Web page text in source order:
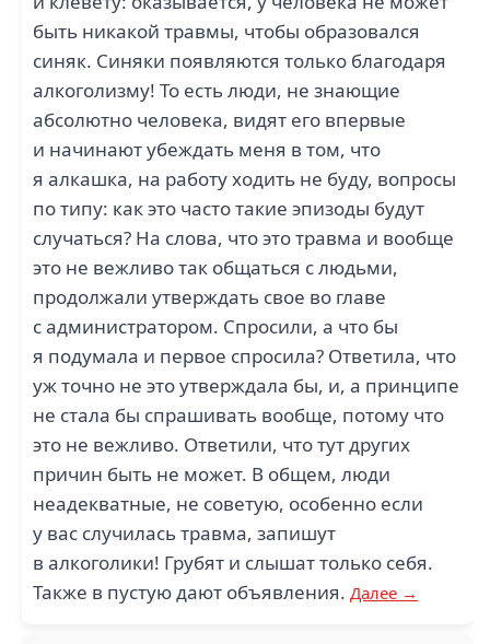
быть никакой травмы, чтобы образовался
синяк. Синяки появляются только благодаря
алкоголизму! То есть люди, не знающие
абсолютно человека, видят его впервые
и начинают убеждать меня в том, что
я алкашка, на работу ходить не буду, вопросы
по типу: как это часто такие эпизоды будут
случаться? На слова, что это травма и вообще
это не вежливо так общаться с людьми,
продолжали утверждать свое во главе
с администратором. Спросили, а что бы
я подумала и первое спросила? Ответила, что
уж точно не это утверждала бы, и, а принципе
не стала бы спрашивать вообще, потому что
это не вежливо. Ответили, что тут других
причин быть не может. В общем, люди
неадекватные, не советую, особенно если
у вас случилась травма, запишут
в алкоголики! Грубят и слышат только себя.
Также в пустую дают объявления. Далее →